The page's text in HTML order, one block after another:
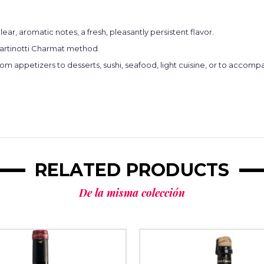
aromatic notes, a fresh, pleasantly persistent flavor.
Charmat method.
appetizers to desserts, sushi, seafood, light cuisine, or to
RELATED PRODUCTS
De la misma colección